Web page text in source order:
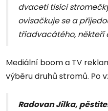
dvaceti tisíci
ovisačkuje se a
třiadvacátého, někteří
Mediální boom a TV
výběru druhů stromů. Po
Radovan Jílka,